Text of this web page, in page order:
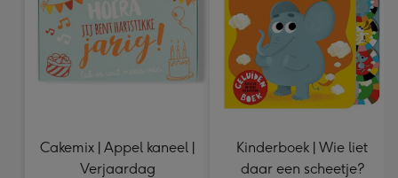
mm
Cakemix | Appel kaneel |
Verjaardag
Kinderboek | Wie liet
daar een scheetje?